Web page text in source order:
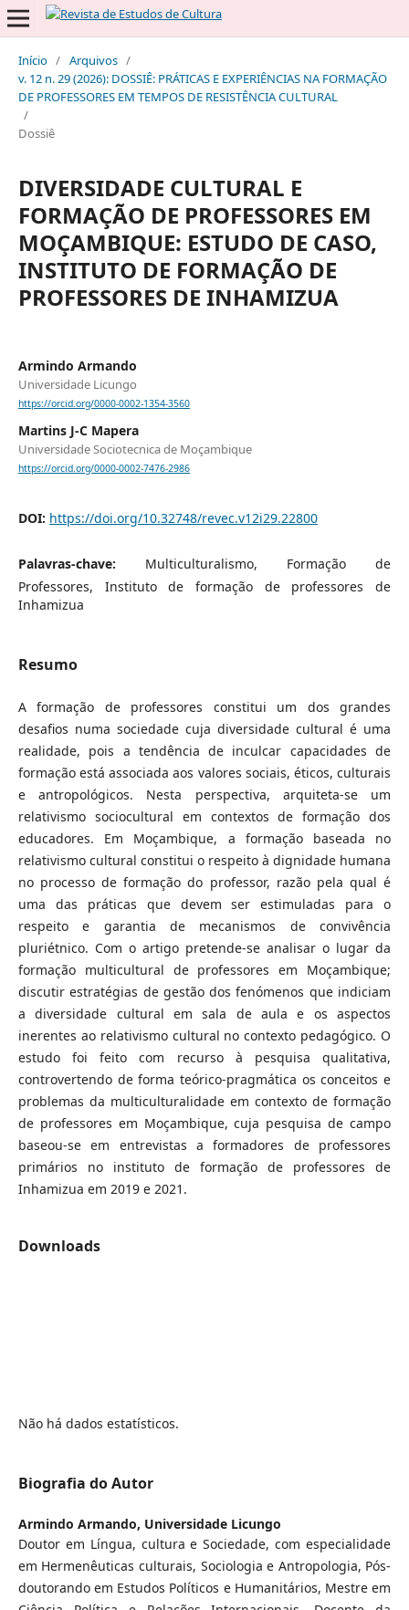
Início / Arquivos /
v. 12 n. 29 (2026): DOSSIÊ: PRÁTICAS E EXPERIÊNCIAS NA FORMAÇÃO
DE PROFESSORES EM TEMPOS DE RESISTÊNCIA CULTURAL
/
Dossiê
DIVERSIDADE CULTURAL E
FORMAÇÃO DE PROFESSORES EM
MOÇAMBIQUE: ESTUDO DE CASO,
INSTITUTO DE FORMAÇÃO DE
PROFESSORES DE INHAMIZUA
Armindo Armando
Universidade Licungo
https://orcid.org/0000-0002-1354-3560
Martins J-C Mapera
Universidade Sociotecnica de Moçambique
https://orcid.org/0000-0002-7476-2986
DOI: https://doi.org/10.32748/revec.v12i29.22800
Palavras-chave: Multiculturalismo, Formação de
Professores, Instituto de formação de professores de
Inhamizua
Resumo
A formação de professores constitui um dos grandes
desafios numa sociedade cuja diversidade cultural é uma
realidade, pois a tendência de inculcar capacidades de
formação está associada aos valores sociais, éticos, culturais
e antropológicos. Nesta perspectiva, arquiteta-se um
relativismo sociocultural em contextos de formação dos
educadores. Em Moçambique, a formação baseada no
relativismo cultural constitui o respeito à dignidade humana
no processo de formação do professor, razão pela qual é
uma das práticas que devem ser estimuladas para o
respeito e garantia de mecanismos de convivência
pluriétnico. Com o artigo pretende-se analisar o lugar da
formação multicultural de professores em Moçambique;
discutir estratégias de gestão dos fenómenos que indiciam
a diversidade cultural em sala de aula e os aspectos
inerentes ao relativismo cultural no contexto pedagógico. O
estudo foi feito com recurso à pesquisa qualitativa,
controvertendo de forma teórico-pragmática os conceitos e
problemas da multiculturalidade em contexto de formação
de professores em Moçambique, cuja pesquisa de campo
baseou-se em entrevistas a formadores de professores
primários no instituto de formação de professores de
Inhamizua em 2019 e 2021.
Downloads
Não há dados estatísticos.
Biografia do Autor
Armindo Armando, Universidade Licungo
Doutor em Língua, cultura e Sociedade, com especialidade
em Hermenêuticas culturais, Sociologia e Antropologia, Pós-
doutorando em Estudos Políticos e Humanitários, Mestre em